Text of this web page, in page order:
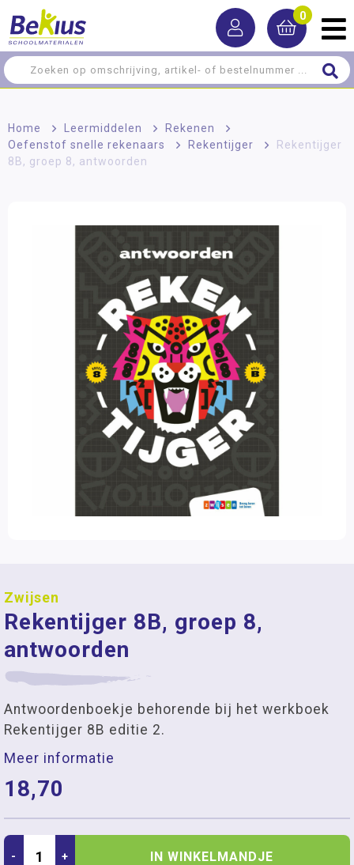
0
Home > Leermiddelen > Rekenen
>
Oefenstof snelle rekenaars
> Rekentijger >
Rekentijger
8B, groep 8, antwoorden
Zwijsen
Rekentijger 8B, groep 8,
antwoorden
Antwoordenboekje behorende bij het werkboek
Rekentijger 8B editie 2.
Meer informatie
18,70
- + IN WINKELMANDJE